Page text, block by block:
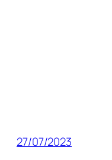
27/07/2023